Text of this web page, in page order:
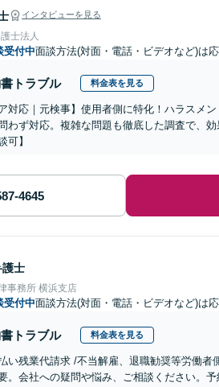
インタビューを見る
士法人
受付中面談方法(対面・電話・ビデオなど)は
トラブル 料金表を見る
対応｜元検事】使用者側に特化！ハラスメ
わず対応。複雑な問題も徹底した調査で、
可】
護士
事務所 横浜支店
受付中面談方法(対面・電話・ビデオなど)は
トラブル 料金表を見る
い残業代請求 /不当解雇、退職勧奨等労働
。会社への疑問や悩み、ご相談ください。